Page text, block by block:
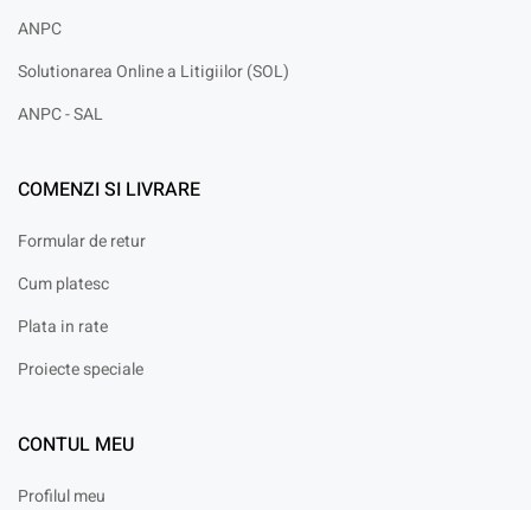
ANPC
Solutionarea Online a Litigiilor (SOL)
ANPC - SAL
COMENZI SI LIVRARE
Formular de retur
Cum platesc
Plata in rate
Proiecte speciale
CONTUL MEU
Profilul meu